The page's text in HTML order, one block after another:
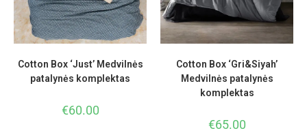
Cotton Box ‘Just’ Medvilnės
patalynės komplektas
€60.00
Cotton Box ‘Gri&Siyah’
Medvilnės patalynės
komplektas
€65.00